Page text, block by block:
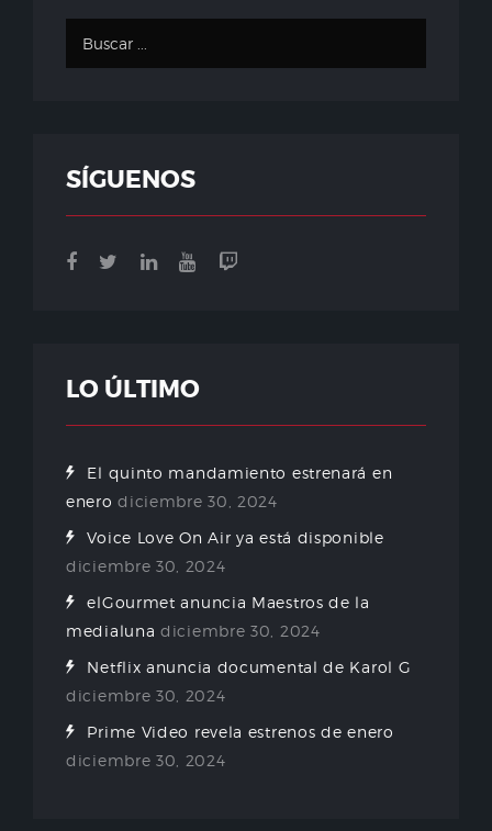
SÍGUENOS
LO ÚLTIMO
El quinto mandamiento estrenará en
enero diciembre 30, 2024
Voice Love On Air ya está disponible
diciembre 30, 2024
elGourmet anuncia Maestros de la
medialuna diciembre 30, 2024
Netflix anuncia documental de Karol G
diciembre 30, 2024
Prime Video revela estrenos de enero
diciembre 30, 2024